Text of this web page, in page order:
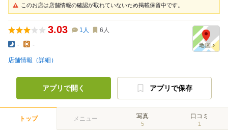
このお店は店舗情報の確認が取れていないため掲載保留中です。
3.03 1 人 6 人
- -
店舗情報（詳細）
アプリで開く アプリで保存
トップ メニュー 写真
5
口コミ
1